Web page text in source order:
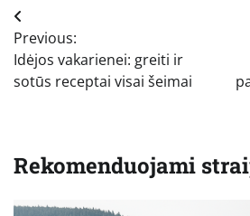
Navigacija
tarp
įrašų
Previous:
Idėjos vakarienei: greiti ir
sotūs receptai visai šeimai
Rekomenduojami